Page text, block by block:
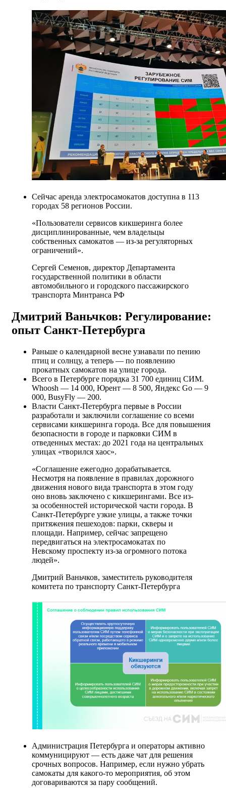
Сейчас аренда электросамокатов доступна в 113
городах 58 регионов России.
«Пользователи сервисов кикшеринга более
дисциплинированные, чем владельцы
собственных самокатов — из-за регуляторных
ограничений».
Сергей Семенов, директор Департамента
государственной политики в области
автомобильного и городского пассажирского
транспорта Минтранса РФ
Дмитрий Ваньчков: Регулирование:
опыт Санкт-Петербурга
Раньше о календарной весне узнавали по пению
птиц и солнцу, а теперь — по появлению
прокатных самокатов на улице города.
Всего в Петербурге порядка 31 700 единиц СИМ.
Whoosh — 14 000, Юрент — 8 500, Яндекс Go — 9
000, BusyFly — 200.
Власти Санкт-Петербурга первые в России
разработали и заключили соглашение со всеми
сервисами кикшеринга города. Все для повышения
безопасности в городе и парковки СИМ в
отведенных местах: до 2021 года на центральных
улицах «творился хаос».
«Соглашение ежегодно дорабатывается.
Несмотря на появление в правилах дорожного
движения нового вида транспорта в этом году
оно вновь заключено с кикшерингами. Все из-
за особенностей исторической части города. В
Санкт-Петербурге узкие улицы, а также точки
притяжения пешеходов: парки, скверы и
площади. Например, сейчас запрещено
передвигаться на электросамокатах по
Невскому проспекту из-за огромного потока
людей».
Дмитрий Ваньчков, заместитель руководителя
комитета по транспорту Санкт-Петербурга
Администрация Петербурга и операторы активно
коммуницируют — есть даже чат для решения
срочных вопросов. Например, если нужно убрать
самокаты для какого-то мероприятия, об этом
договариваются за пару сообщений.